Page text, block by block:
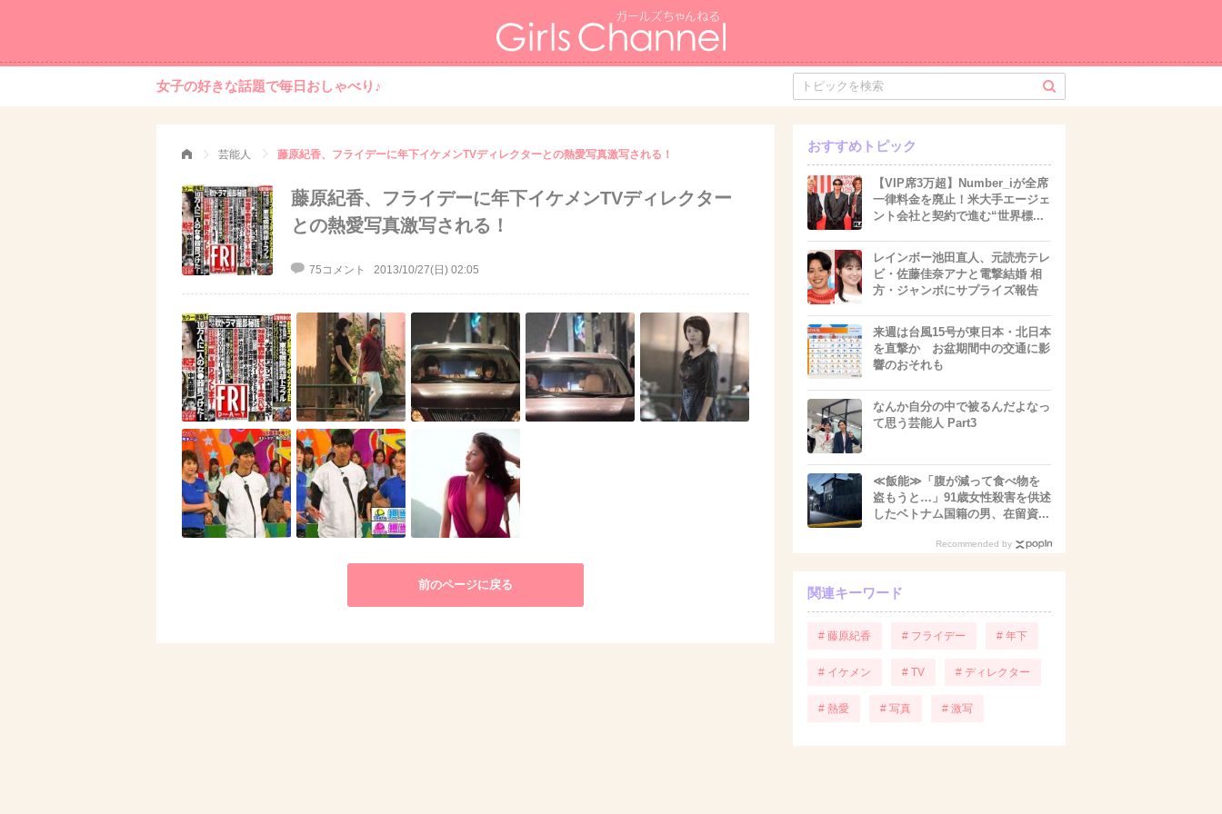
女子の好きな話題で毎日おしゃべり♪
芸能人 藤原紀香、フライデーに年下イケメンTVディレクターとの熱愛写真激写される！
藤原紀香、フライデーに年下イケメンTVディレクター
との熱愛写真激写される！
75コメント 2013/10/27(日) 02:05
前のページに戻る
おすすめトピック
【VIP席3万超】Number_iが全席
一律料金を廃止！米大手エージェ
ント会社と契約で進む“世界標...
レインボー池田直人、元読売テレ
ビ・佐藤佳奈アナと電撃結婚 相
方・ジャンボにサプライズ報告
来週は台風15号が東日本・北日本
を直撃か お盆期間中の交通に影
響のおそれも
なんか自分の中で被るんだよなっ
て思う芸能人 Part3
≪飯能≫「腹が減って食べ物を
盗もうと…」91歳女性殺害を供述
したベトナム国籍の男、在留資...
Recommended by
関連キーワード
# 藤原紀香 # フライデー # 年下
# イケメン # TV # ディレクター
# 熱愛 # 写真 # 激写